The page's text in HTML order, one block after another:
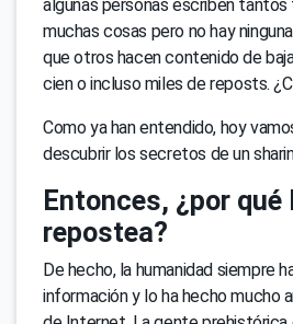
algunas personas escriben
muchas cosas pero no hay
que otros hacen contenido de
cien o incluso miles de reposts.
Como ya han entendido, hoy
descubrir los secretos de un
Entonces, ¿por qué
repostea?
De hecho, la humanidad siempre
información y lo ha hecho mucho